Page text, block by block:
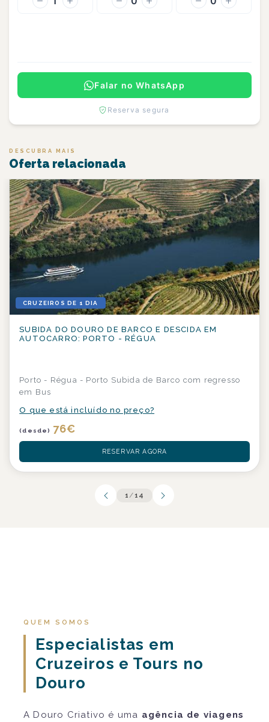
Falar no WhatsApp
Reserva segura
DESCUBRA MAIS
Oferta relacionada
CRUZEIROS DE 1 DIA
SUBIDA DO DOURO DE BARCO E DESCIDA EM
AUTOCARRO: PORTO - RÉGUA
Porto - Régua - Porto Subida de Barco com regresso
em Bus
O que está incluído no preço?
(desde) 76€
RESERVAR AGORA
1/14
QUEM SOMOS
Especialistas em
Cruzeiros e Tours no
Douro
A Douro Criativo é uma agência de viagens